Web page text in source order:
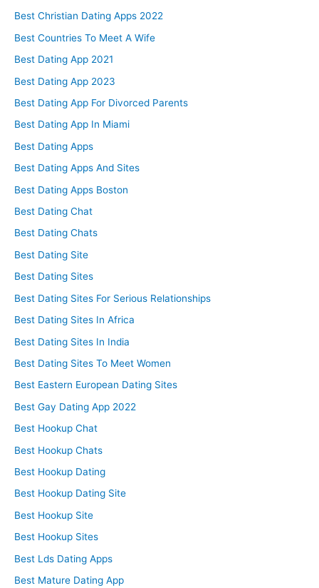
Best Christian Dating Apps 2022
Best Countries To Meet A Wife
Best Dating App 2021
Best Dating App 2023
Best Dating App For Divorced Parents
Best Dating App In Miami
Best Dating Apps
Best Dating Apps And Sites
Best Dating Apps Boston
Best Dating Chat
Best Dating Chats
Best Dating Site
Best Dating Sites
Best Dating Sites For Serious Relationships
Best Dating Sites In Africa
Best Dating Sites In India
Best Dating Sites To Meet Women
Best Eastern European Dating Sites
Best Gay Dating App 2022
Best Hookup Chat
Best Hookup Chats
Best Hookup Dating
Best Hookup Dating Site
Best Hookup Site
Best Hookup Sites
Best Lds Dating Apps
Best Mature Dating App